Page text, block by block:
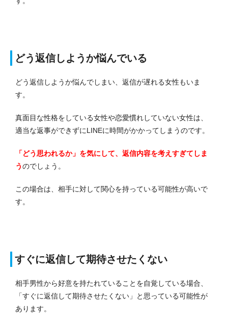
どう返信しようか悩んでいる
どう返信しようか悩んでしまい、返信が遅れる女性もいま
す。
真面目な性格をしている女性や恋愛慣れしていない女性は、
適当な返事ができずにLINEに時間がかかってしまうのです。
「どう思われるか」を気にして、返信内容を考えすぎてしま
うのでしょう。
この場合は、相手に対して関心を持っている可能性が高いで
す。
すぐに返信して期待させたくない
相手男性から好意を持たれていることを自覚している場合、
「すぐに返信して期待させたくない」と思っている可能性が
あります。